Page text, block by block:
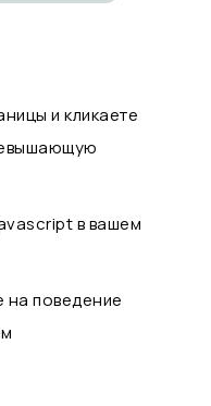
и кликаете
в вашем
поведение